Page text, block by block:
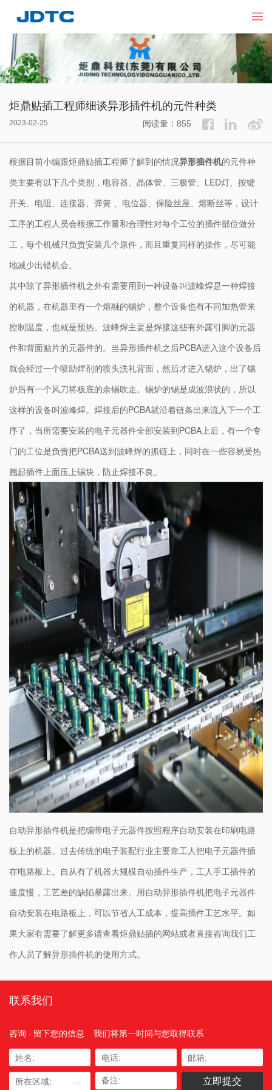
炬鼎贴插工程师细谈异形插件机的元件种类
2023-02-25 阅读量：855
根据目前小编跟炬鼎贴插工程师了解到的情况异形插件机的元件种
类主要有以下几个类别，电容器、晶体管、三极管、LED灯、按键
开关、电阻、连接器、弹簧 、电位器、保险丝座、熔断丝等，设计
工序的工程人员会根据工作量和合理性对每个工位的插件部位做分
工，每个机械只负责安装几个原件，而且重复同样的操作，尽可能
地减少出错机会。
其中除了异形插件机之外有需要用到一种设备叫波峰焊是一种焊接
的机器，在机器里有一个熔融的锡炉，整个设备也有不同加热管来
控制温度，也就是预热。波峰焊主要是焊接这些有外露引脚的元器
件和背面贴片的元器件的。当异形插件机之后PCBA进入这个设备后
就会经过一个喷助焊剂的喷头洗礼背面，然后才进入锡炉，出了锡
炉后有一个风刀将板底的余锡吹走。锡炉的锡是成波浪状的，所以
这样的设备叫波峰焊。焊接后的PCBA就沿着链条出来流入下一个工
序了，当所需要安装的电子元器件全部安装到PCBA上后，有一个专
门的工位是负责把PCBA送到波峰焊的抓链上，同时在一些容易受热
翘起插件上面压上锡块，防止焊接不良。
自动异形插件机是把编带电子元器件按照程序自动安装在印刷电路
板上的机器。过去传统的电子装配行业主要靠工人把电子元器件插
在电路板上。自从有了机器大规模自动插件生产，工人手工插件的
速度慢，工艺差的缺陷暴露出来。用自动异形插件机把电子元器件
自动安装在电路板上，可以节省人工成本，提高插件工艺水平。如
果大家有需要了解更多请查看炬鼎贴插的网站或者直接咨询我们工
作人员了解异形插件机的使用方式。
联系我们
咨询 · 留下您的信息 我们将第一时间与您取得联系
所在区域: